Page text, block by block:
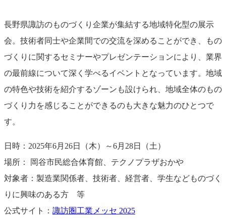
長野県諏訪のものづくり企業が集結する地域特化型の展示
会。技術者同士や企業間での交流を深めることができ、もの
づくりに関するセミナーやプレゼンテーションにより、業界
の最前線について深く学べるイベントとなっています。地域
の特色や技術を紹介するゾーンも設けられ、地域全体のもの
づくり力を感じることができるのも大きな魅力のひとつで
す。
日時：2025年6月26日（木）～6月28日（土）
場所： 岡谷市民総合体育館、テクノプラザおかや
対象者：製造業関係者、技術者、経営者、学生などものづく
りに興味のある方 等
公式サイト： 諏訪圏工業メッセ 2025